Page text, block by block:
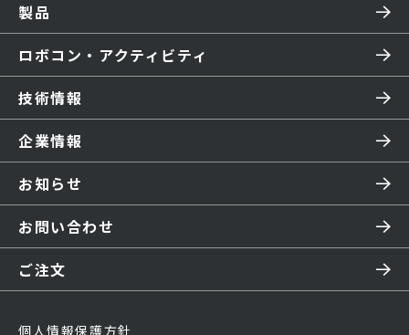
製品
ロボコン・アクティビティ
技術情報
企業情報
お知らせ
お問い合わせ
ご注文
個人情報保護方針